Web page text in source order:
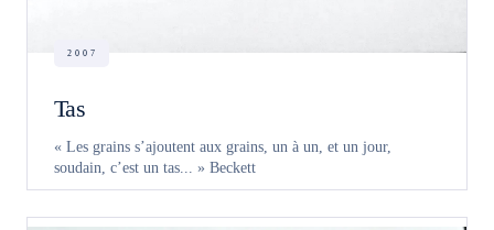
2007
Tas
« Les grains s’ajoutent aux grains, un à un, et un jour,
soudain, c’est un tas... » Beckett